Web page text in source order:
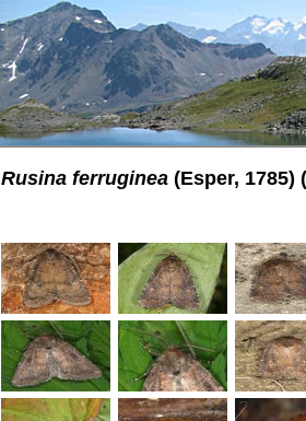
Rusina ferruginea (Esper, 1785)